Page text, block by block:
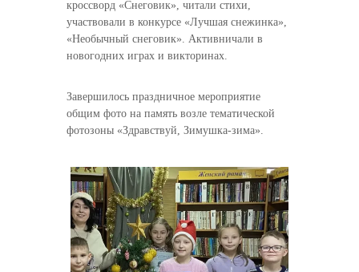
кроссворд «Снеговик», читали стихи,
участвовали в конкурсе «Лучшая снежинка»,
«Необычный снеговик». Активничали в
новогодних играх и викторинах.
Завершилось праздничное мероприятие
общим фото на память возле тематической
фотозоны «Здравствуй, Зимушка-зима».